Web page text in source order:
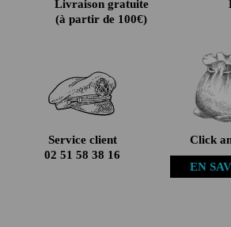
Livraison gratuite
(à partir de 100€)
Service client
02 51 58 38 16
Click
EN